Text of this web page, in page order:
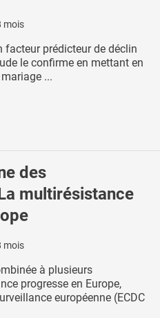
mois
facteur prédicteur de déclin
le confirme en mettant en
...
des
multirésistance
mois
à plusieurs
progresse en Europe,
européenne (ECDC